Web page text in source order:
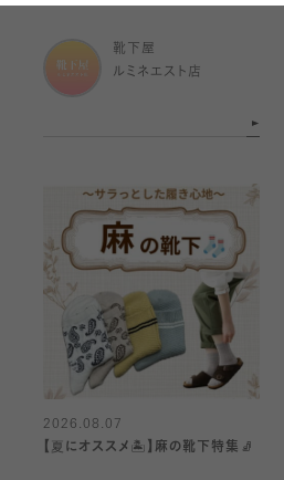
靴下屋
ルミネエスト店
2026.08.07
【夏にオススメ🏝️】麻の靴下特集🧦